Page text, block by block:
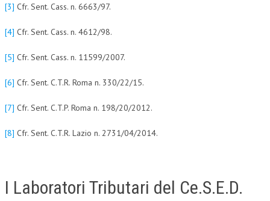
[3] Cfr. Sent. Cass. n. 6663/97.
[4] Cfr. Sent. Cass. n. 4612/98.
[5] Cfr. Sent. Cass. n. 11599/2007.
[6] Cfr. Sent. C.T.R. Roma n. 330/22/15.
[7] Cfr. Sent. C.T.P. Roma n. 198/20/2012.
[8] Cfr. Sent. C.T.R. Lazio n. 2731/04/2014.
I Laboratori Tributari del Ce.S.E.D.